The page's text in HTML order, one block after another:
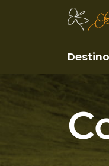
Pasar al contenido